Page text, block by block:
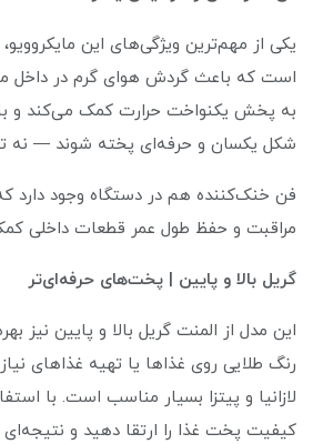
یکی از مهم‌ترین ویژگی‌های این
است که باعث گردش هوای گرم در داخل
به پخش یکنواخت حرارت کمک می‌کند و
شکل یکسان و حرفه‌ای پخته شوند — نه
فن خنک‌کننده هم در دستگاه وجود دارد
مراقبت و حفظ طول عمر قطعات داخلی
گریل بالا و پایین | پخت‌های حرفه‌ای‌تر
این مدل از المنت گریل بالا و پایین نیز
رنگ طلایی روی غذاها یا تهیه غذاهای
لازانیا و پیتزا بسیار مناسب است. با
کیفیت پخت غذا را ارتقا دهید و